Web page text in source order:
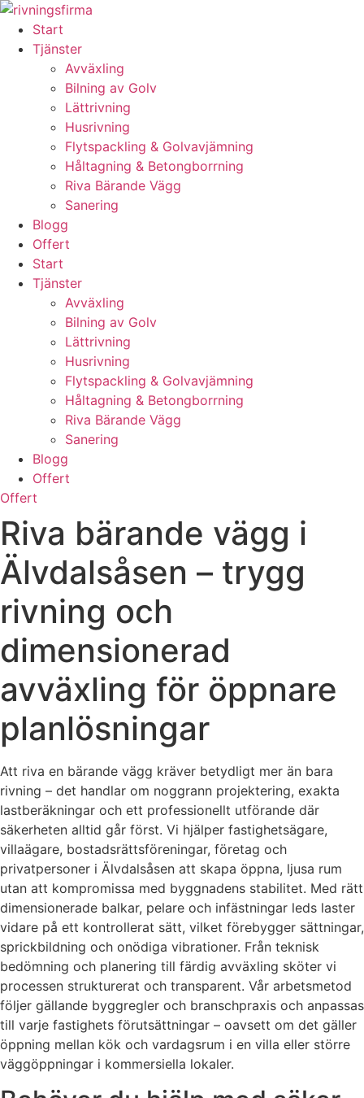
Skip
content
Start
Tjänster
Avväxling
Bilning av Golv
Lättrivning
Husrivning
Flytspackling & Golvavjämning
Håltagning & Betongborrning
Riva Bärande Vägg
Sanering
Blogg
Offert
Start
Tjänster
Avväxling
Bilning av Golv
Lättrivning
Husrivning
Flytspackling & Golvavjämning
Håltagning & Betongborrning
Riva Bärande Vägg
Sanering
Blogg
Offert
Offert
Riva bärande vägg i
Älvdalsåsen – trygg
rivning och
dimensionerad
avväxling för öppnare
planlösningar
Att riva en bärande vägg kräver betydligt mer än bara
rivning – det handlar om noggrann projektering, exakta
lastberäkningar och ett professionellt utförande där
säkerheten alltid går först. Vi hjälper fastighetsägare,
villaägare, bostadsrättsföreningar, företag och
privatpersoner i Älvdalsåsen att skapa öppna, ljusa rum
utan att kompromissa med byggnadens stabilitet. Med rätt
dimensionerade balkar, pelare och infästningar leds laster
vidare på ett kontrollerat sätt, vilket förebygger sättningar,
sprickbildning och onödiga vibrationer. Från teknisk
bedömning och planering till färdig avväxling sköter vi
processen strukturerat och transparent. Vår arbetsmetod
följer gällande byggregler och branschpraxis och anpassas
till varje fastighets förutsättningar – oavsett om det gäller
öppning mellan kök och vardagsrum i en villa eller större
väggöppningar i kommersiella lokaler.